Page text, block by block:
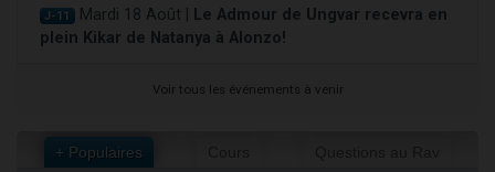
J-11 Mardi 18 Août |
Le Admour de Ungvar recevra en
plein Kikar de Natanya à Alonzo!
Voir tous les événements à venir
+ Populaires